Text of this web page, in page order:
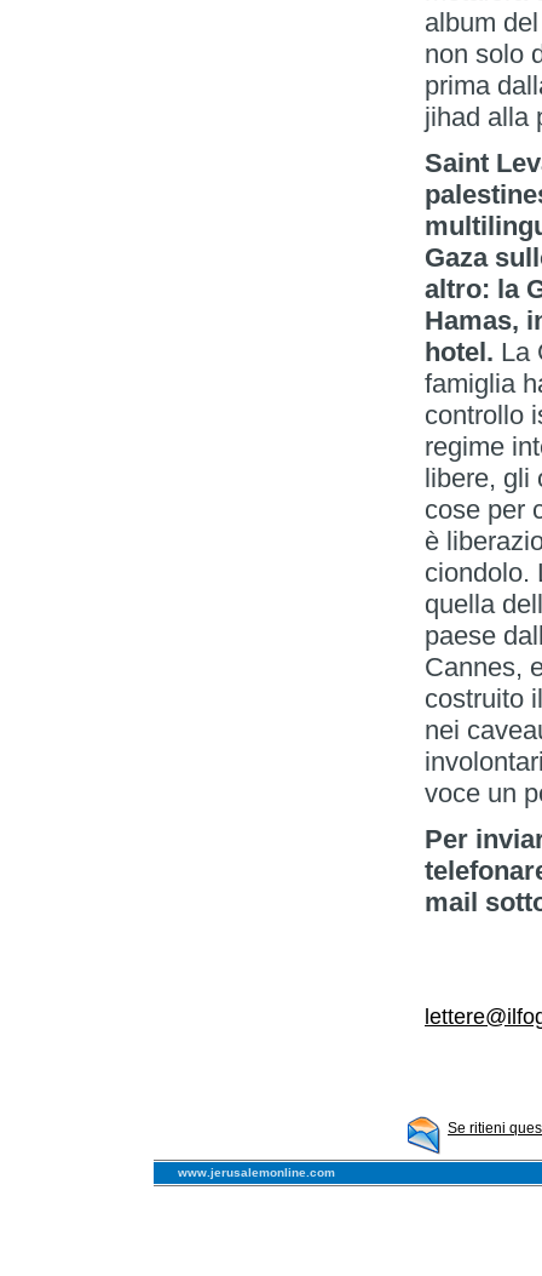
album
non solo
prima
jihad alla
Saint
Gaza
altro: la
Hamas,
hotel. La
famiglia
controllo
regime
libere, gli
cose per
è
ciondolo.
quella
paese
Cannes,
costruito
nei
voce un
Per
mail
Se ritieni
www.jerusalemonline.com